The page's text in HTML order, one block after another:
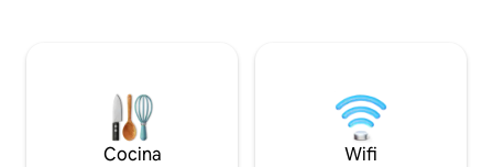
orígenes son bienvenidas.
perfecta para
cambiar los
cálidos y
Cocina Wifi